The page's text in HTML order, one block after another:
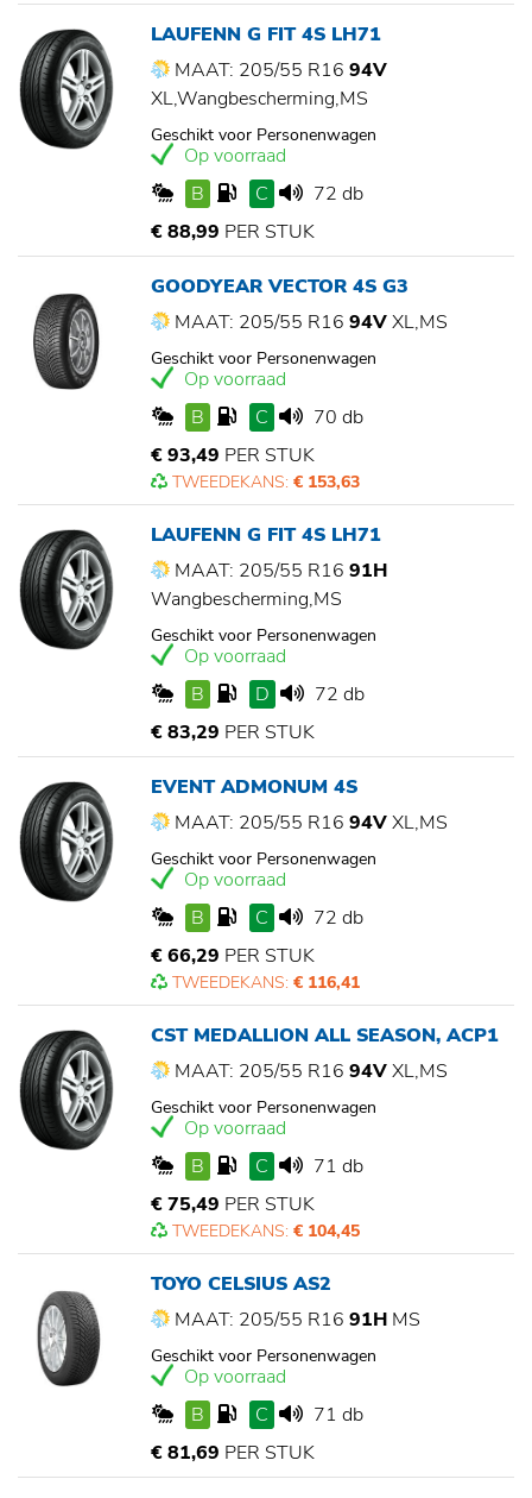
LAUFENN G FIT 4S LH71
MAAT: 205/55 R16 94V
XL,Wangbescherming,MS
Geschikt voor Personenwagen
Op voorraad
B
C
72 db
€ 88,99 PER STUK
GOODYEAR VECTOR 4S G3
MAAT: 205/55 R16 94VXL,MS
Geschikt voor Personenwagen
Op voorraad
B
C
70 db
€ 93,49 PER STUK
TWEEDEKANS: € 153,63
LAUFENN G FIT 4S LH71
MAAT: 205/55 R16 91H
Wangbescherming,MS
Geschikt voor Personenwagen
Op voorraad
B
D
72 db
€ 83,29 PER STUK
EVENT ADMONUM 4S
MAAT: 205/55 R16 94VXL,MS
Geschikt voor Personenwagen
Op voorraad
B
C
72 db
€ 66,29 PER STUK
TWEEDEKANS: € 116,41
CST MEDALLION ALL SEASON, ACP1
MAAT: 205/55 R16 94VXL,MS
Geschikt voor Personenwagen
Op voorraad
B
C
71 db
€ 75,49 PER STUK
TWEEDEKANS: € 104,45
TOYO CELSIUS AS2
MAAT: 205/55 R16 91H MS
Geschikt voor Personenwagen
Op voorraad
B
C
71 db
€ 81,69 PER STUK